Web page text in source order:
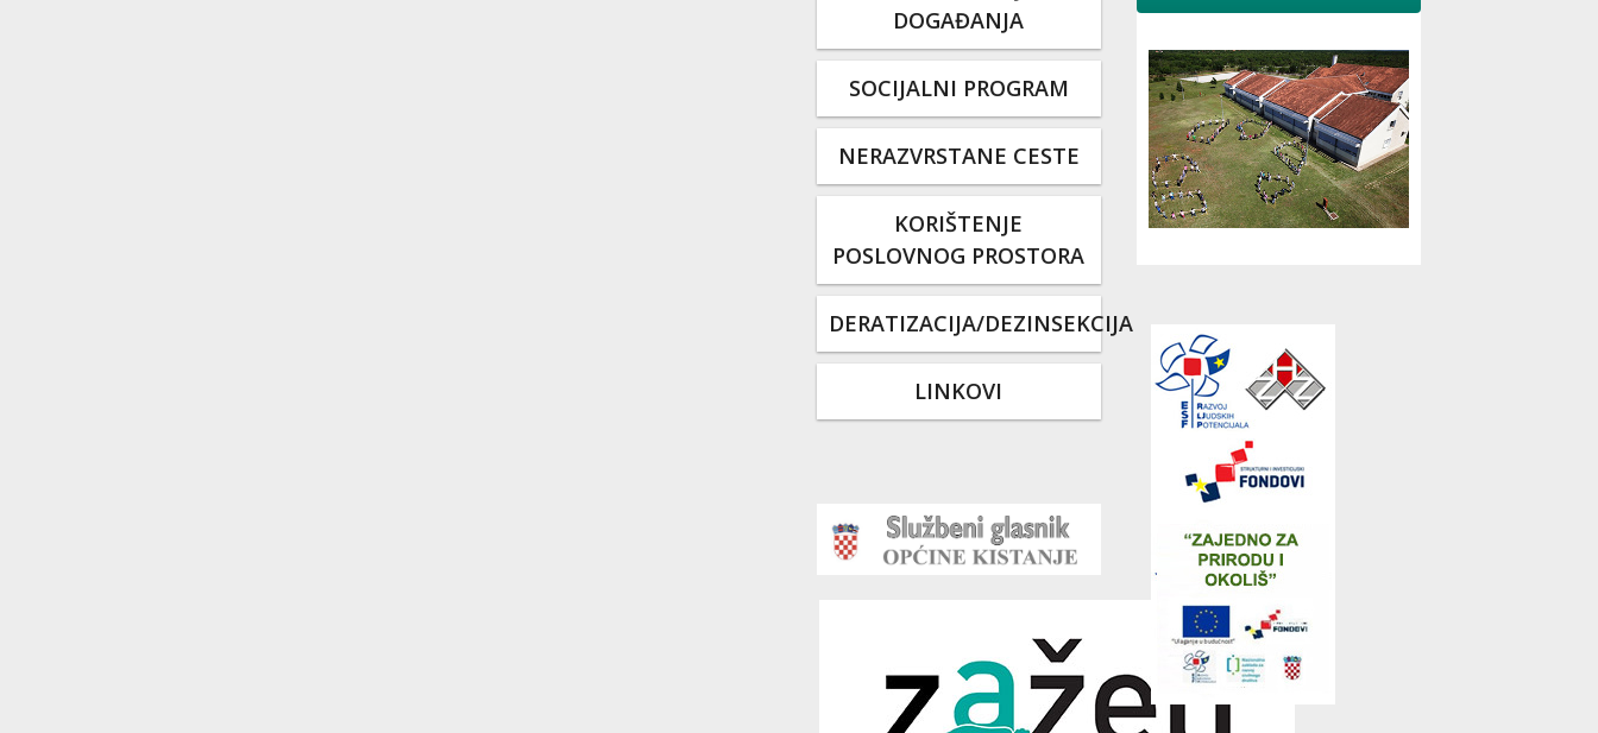
DOGAĐANJA
SOCIJALNI PROGRAM
NERAZVRSTANE CESTE
KORIŠTENJE
POSLOVNOG PROSTORA
DERATIZACIJA/DEZINSEKCIJA
LINKOVI